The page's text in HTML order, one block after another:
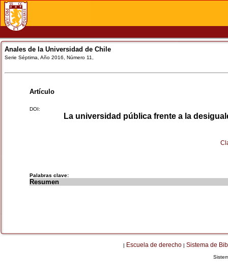
Anales de la Universidad de Chile
Serie Séptima, Año 2016, Número 11,
Artículo
DOI:
La universidad pública frente a la
Palabras clave:
Resumen
| Escuela de derecho | Sistema de